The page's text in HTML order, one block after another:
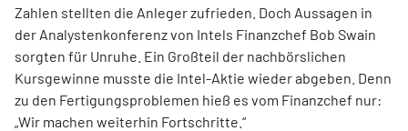
Zahlen stellten die Anleger zufrieden. Doch Aussagen in
der Analystenkonferenz von Intels Finanzchef Bob Swain
sorgten für Unruhe. Ein Großteil der nachbörslichen
Kursgewinne musste die Intel-Aktie wieder abgeben. Denn
zu den Fertigungsproblemen hieß es vom Finanzchef nur:
„Wir machen weiterhin Fortschritte.“